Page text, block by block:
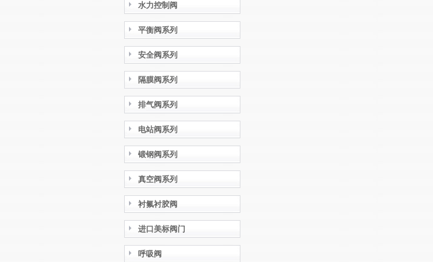
水力控制阀
平衡阀系列
安全阀系列
隔膜阀系列
排气阀系列
电站阀系列
锻钢阀系列
真空阀系列
衬氟衬胶阀
进口美标阀门
呼吸阀